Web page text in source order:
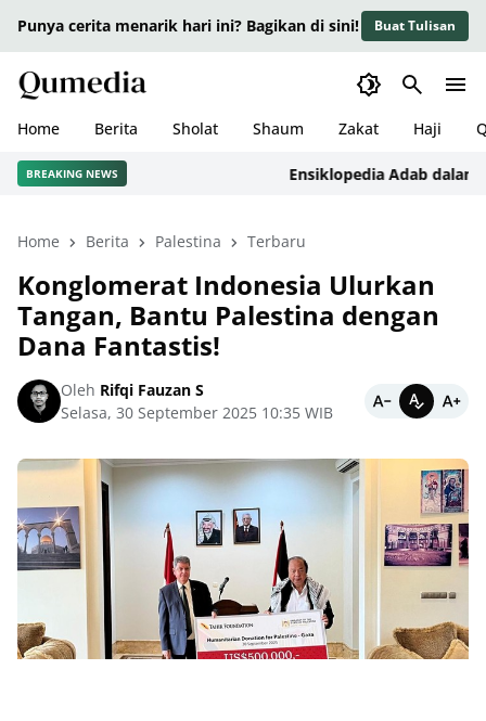
Punya cerita menarik hari ini? Bagikan di sini! Buat Tulisan
Home Berita Sholat Shaum Zakat Haji
BREAKING NEWS Ensiklopedia Adab dalam
Home Berita Palestina Terbaru
Konglomerat Indonesia Ulurkan
Tangan, Bantu Palestina dengan
Dana Fantastis!
Oleh Rifqi Fauzan S
Selasa, 30 September 2025 10:35 WIB